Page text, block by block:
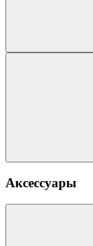
Аксессуары